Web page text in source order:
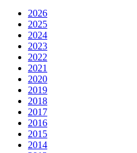
2026
2025
2024
2023
2022
2021
2020
2019
2018
2017
2016
2015
2014